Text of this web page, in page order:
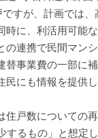
すが、計画では
に、利活用可能
の連携で民間マン
替事業費の一部に
にも情報を提供
住戸数についての
するもの」と想定